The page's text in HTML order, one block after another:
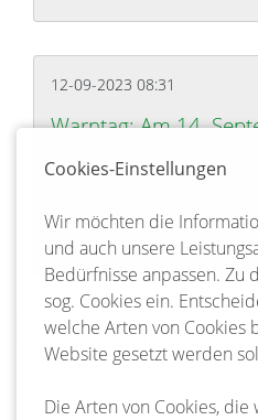
12-09-2023 08:31
Warntag: Am 14.
Sirenen
Seite 110 von 217
Anfang
Zurück 107 108
Cookies-Einstellungen
Wir möchten die
und auch unsere
Bedürfnisse anpassen. Zu
sog. Cookies ein.
welche Arten von Cookies
Website gesetzt werden
Die Arten von Cookies,